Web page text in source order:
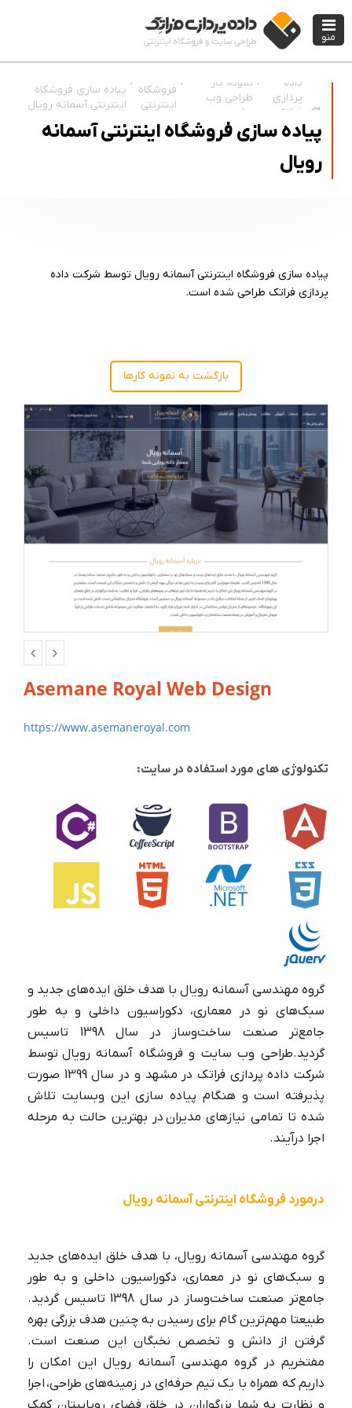
داده
پردازی
فراتک
نمونه کار
طراحی وب
سایت
فروشگاه
اینترنتی
پیاده سازی فروشگاه
اینترنتی آسمانه رویال
پیاده سازی فروشگاه اینترنتی آسمانه
رویال
پیاده سازی فروشگاه اینترنتی آسمانه رویال توسط شرکت داده
پردازی فراتک طراحی شده است.
بازگشت به نمونه کارها
Asemane Royal Web Design
https://www.asemaneroyal.com
تکنولوژی های مورد استفاده در سایت:
گروه مهندسی آسمانه رویال با هدف خلق ایده‌های جدید و
سبک‌های نو در معماری، دکوراسیون داخلی و به طور
جامع‌تر صنعت ساخت‌و‌ساز در سال 1398 تاسیس
گردید.طراحی وب سایت و فروشگاه آسمانه رویال توسط
شرکت داده پردازی فراتک در مشهد و در سال 1399 صورت
پذیرفته است و هنگام پیاده سازی این وبسایت تلاش
شده تا تمامی نیازهای مدیران در بهترین حالت به مرحله
اجرا درآیند.
درمورد فروشگاه اینترنتی آسمانه رویال
گروه مهندسی آسمانه رویال، با هدف خلق ایده‌های جدید
و سبک‌های نو در معماری، دکوراسیون داخلی و به طور
جامع‌تر صنعت ساخت‌و‌ساز در سال 1398 تاسیس گردید.
طبیعتا مهم‌ترین گام برای رسیدن به چنین هدف بزرگی بهره
گرفتن از دانش و تخصص نخبگان این صنعت است.
مفتخریم در گروه مهندسی آسمانه رویال این امکان را
داریم که همراه با یک تیم حرفه‌ای در زمینه‌های طراحی، اجرا
و نظارت به شما بزرگواران در خلق فضای رویاییتان کمک
منو